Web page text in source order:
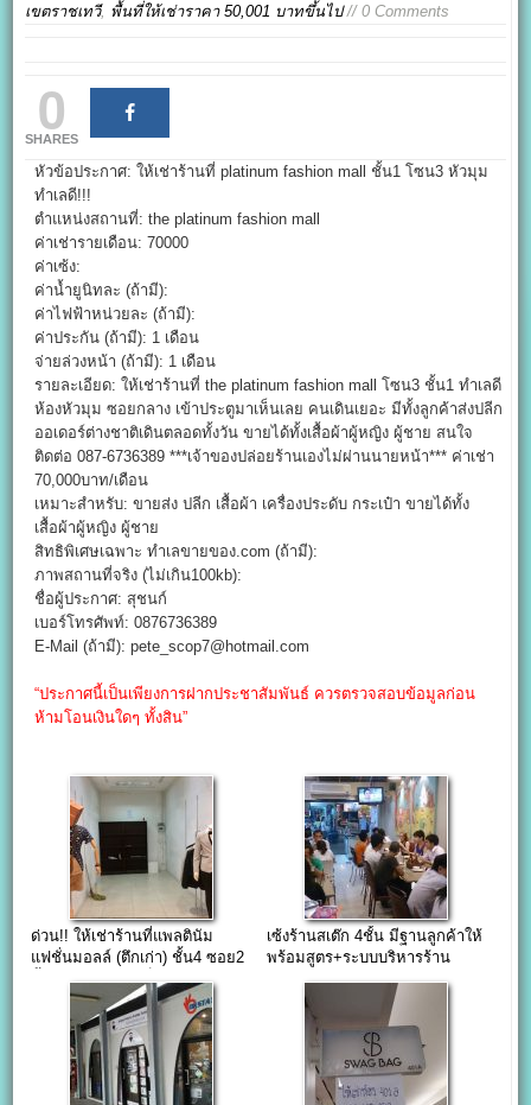
เขตราชเทวี, พื้นที่ให้เช่าราคา 50,001 บาทขึ้นไป// 0 Comments
0
SHARES
หัวข้อประกาศ: ให้เช่าร้านที่ platinum fashion mall ชั้น1 โซน3 หัวมุม
ทำเลดี!!!
ตำแหน่งสถานที่: the platinum fashion mall
ค่าเช่ารายเดือน: 70000
ค่าเซ้ง:
ค่าน้ำยูนิทละ (ถ้ามี):
ค่าไฟฟ้าหน่วยละ (ถ้ามี):
ค่าประกัน (ถ้ามี): 1 เดือน
จ่ายล่วงหน้า (ถ้ามี): 1 เดือน
รายละเอียด: ให้เช่าร้านที่ the platinum fashion mall โซน3 ชั้น1 ทำเลดี
ห้องหัวมุม ซอยกลาง เข้าประตูมาเห็นเลย คนเดินเยอะ มีทั้งลูกค้าส่งปลีก
ออเดอร์ต่างชาติเดินตลอดทั้งวัน ขายได้ทั้งเสื้อผ้าผู้หญิง ผู้ชาย สนใจ
ติดต่อ 087-6736389 ***เจ้าของปล่อยร้านเองไม่ผ่านนายหน้า*** ค่าเช่า
70,000บาท/เดือน
เหมาะสำหรับ: ขายส่ง ปลีก เสื้อผ้า เครื่องประดับ กระเป๋า ขายได้ทั้ง
เสื้อผ้าผู้หญิง ผู้ชาย
สิทธิพิเศษเฉพาะ ทำเลขายของ.com (ถ้ามี):
ภาพสถานที่จริง (ไม่เกิน100kb):
ชื่อผู้ประกาศ: สุชนก์
เบอร์โทรศัพท์: 0876736389
E-Mail (ถ้ามี): pete_scop7@hotmail.com
“ประกาศนี้เป็นเพียงการฝากประชาสัมพันธ์ ควรตรวจสอบข้อมูลก่อน
ห้ามโอนเงินใดๆ ทั้งสิน”
ด่วน!! ให้เช่าร้านที่แพลตินัม
แฟชั่นมอลล์ (ตึกเก่า) ชั้น4 ซอย2
พื้นที่11.48ตรม.(เต็มห้อง)
เซ้งร้านสเต๊ก 4ชั้น มีฐานลูกค้าให้
พร้อมสูตร+ระบบบริหารร้าน